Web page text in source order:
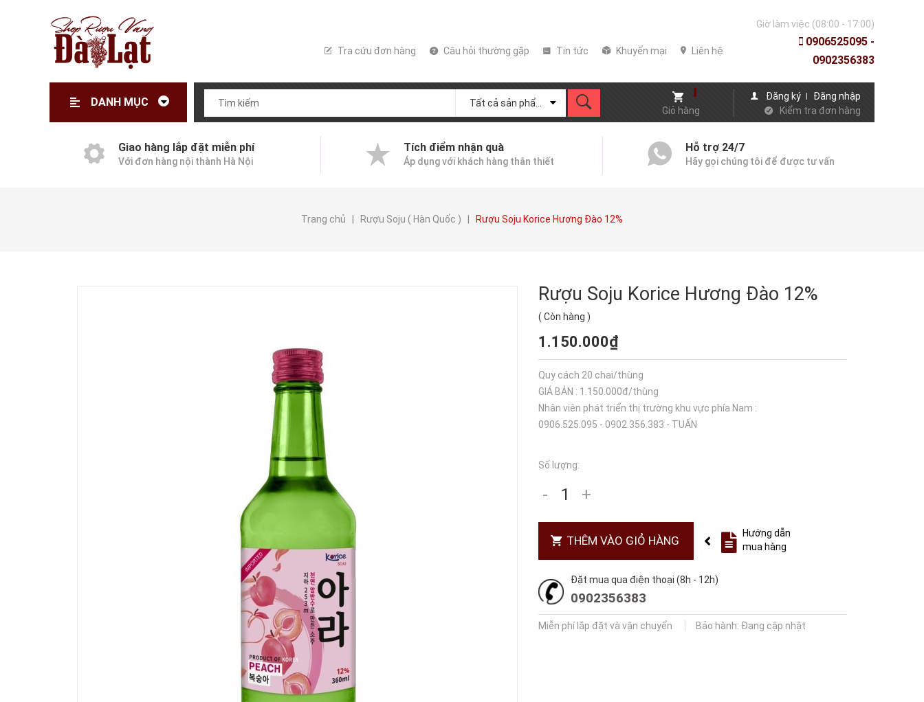
Tra cứu đơn hàng Câu hỏi thường gặp Tin tức Khuyến mại Liên hệ
Giờ làm việc (08:00 - 17:00)
0906525095 -
0902356383
DANH MỤC
Giỏ hàng
Đăng ký
Đăng nhập
Kiểm tra đơn hàng
Giao hàng lắp đặt miễn phí
Với đơn hàng nội thành Hà Nội
Tích điểm nhận quà
Áp dụng với khách hàng thân thiết
Hỗ trợ 24/7
Hãy gọi chúng tôi để được tư vấn
Trang chủ Rượu Soju ( Hàn Quốc ) Rượu Soju Korice Hương Đào 12%
Rượu Soju Korice Hương Đào 12%
( Còn hàng )
1.150.000₫
Quy cách 20 chai/thùng
GIÁ BÁN : 1.150.000đ/thùng
Nhân viên phát triển thị trường khu vực phía Nam :
0906.525.095 - 0902.356.383 - TUẤN
Số lượng:
- +
THÊM VÀO GIỎ HÀNG
Hướng dẫn
mua hàng
Đặt mua qua điện thoại (8h - 12h)
0902356383
Miễn phí lắp đặt và vận chuyển Bảo hành: Đang cập nhật